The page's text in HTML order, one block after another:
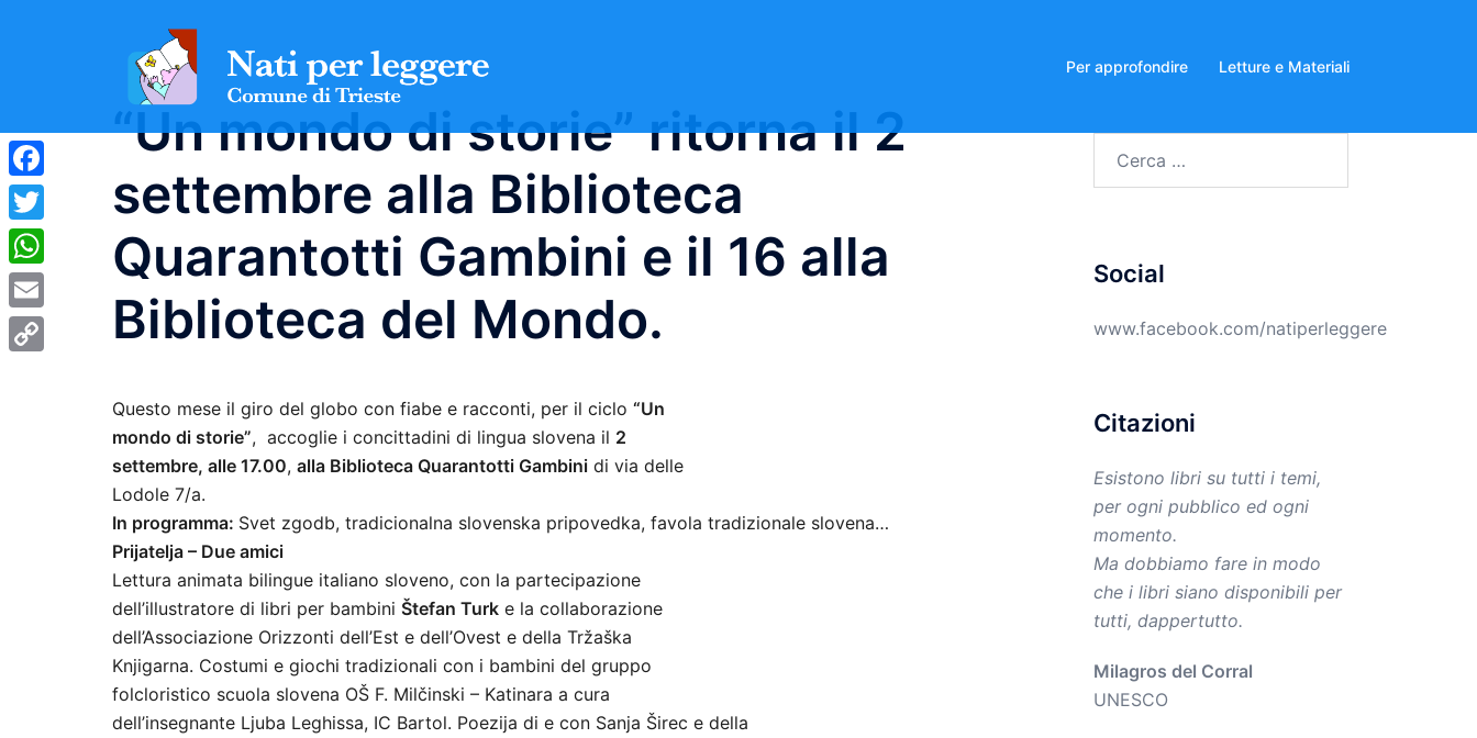
Per approfondire Letture e Materiali
“Un mondo di storie” ritorna il 2
settembre alla Biblioteca
Quarantotti Gambini e il 16 alla
Biblioteca del Mondo.
Questo mese il giro del globo con fiabe e racconti, per il ciclo “Un
mondo di storie”, accoglie i concittadini di lingua slovena il 2
settembre, alle 17.00, alla Biblioteca Quarantotti Gambini di via delle
Lodole 7/a.
In programma: Svet zgodb, tradicionalna slovenska pripovedka, favola tradizionale slovena…
Prijatelja – Due amici
Lettura animata bilingue italiano sloveno, con la partecipazione
dell’illustratore di libri per bambini Štefan Turk e la collaborazione
dell’Associazione Orizzonti dell’Est e dell’Ovest e della Tržaška
Knjigarna. Costumi e giochi tradizionali con i bambini del gruppo
folcloristico scuola slovena OŠ F. Milčinski – Katinara a cura
dell’insegnante Ljuba Leghissa, IC Bartol. Poezija di e con Sanja Širec e della
Social
www.facebook.com/natiperleggere
Citazioni
Esistono libri su tutti i temi,
per ogni pubblico ed ogni
momento.
Ma dobbiamo fare in modo
che i libri siano disponibili per
tutti, dappertutto.
Milagros del Corral
UNESCO
Facebook
Twitter
WhatsApp
Email